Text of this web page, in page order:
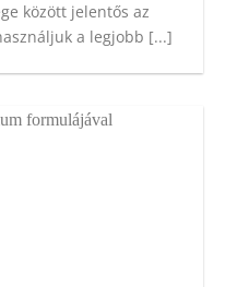
között jelentős az
a legjobb [...]